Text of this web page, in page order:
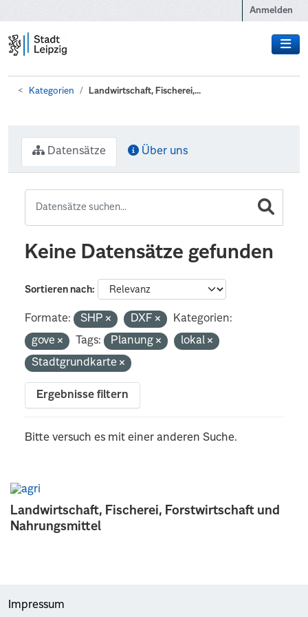
Anmelden
Kategorien Landwirtschaft, Fischerei,...
Landwirtschaft, Fischerei, Forstwirtschaft und
Nahrungsmittel
Datensätze Über uns
Keine Datensätze gefunden
Sortieren nach
Formate: SHP DXF
Kategorien:
gove
Tags: Planung
lokal
Stadtgrundkarte
Ergebnisse filtern
Bitte versuch es mit einer anderen Suche.
Impressum